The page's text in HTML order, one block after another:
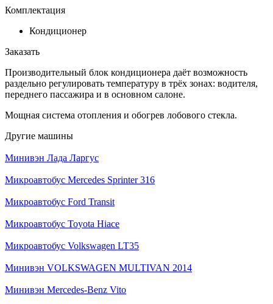
Комплектация
Кондиционер
Заказать
Производительный блок кондиционера даёт возможность
раздельно регулировать температуру в трёх зонах: водителя,
переднего пассажира и в основном салоне.
Мощная система отопления и обогрев лобового стекла.
Другие машины
Минивэн Лада Ларгус
Микроавтобус Mercedes Sprinter 316
Микроавтобус Ford Transit
Микроавтобус Toyota Hiace
Микроавтобус Volkswagen LT35
Минивэн VOLKSWAGEN MULTIVAN 2014
Минивэн Mercedes-Benz Vito